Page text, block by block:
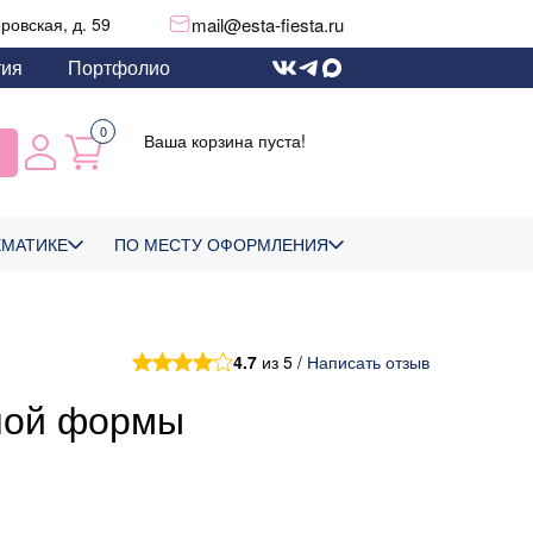
д. 59 mail@esta-fiesta.ru
Портфолио
0 Ваша корзина пуста!
ПО МЕСТУ ОФОРМЛЕНИЯ
4.7 из 5 / Написать отзыв
формы